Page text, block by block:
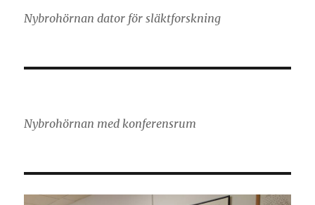
Nybrohörnan dator för släktforskning
Nybrohörnan med konferensrum